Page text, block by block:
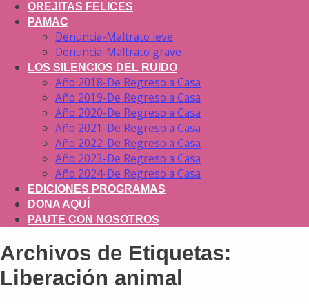
OREJITAS FELICES
PAMAC
Denuncia-Maltrato leve
Denuncia-Maltrato grave
LOS SILENCIOS DEL RUIDO
Año 2018-De Regreso a Casa
Año 2019-De Regreso a Casa
Año 2020-De Regreso a Casa
Año 2021-De Regreso a Casa
Año 2022-De Regreso a Casa
Año 2023-De Regreso a Casa
Año 2024-De Regreso a Casa
EDICIONES PROGRAMAS
DONA AQUÍ
PAUTE CON NOSOTROS
Archivos de Etiquetas:
Liberación animal